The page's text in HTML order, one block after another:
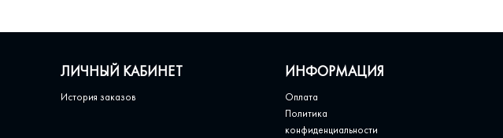
ЛИЧНЫЙ КАБИНЕТ
История заказов
ИНФОРМАЦИЯ
Оплата
Политика
конфиденциальности